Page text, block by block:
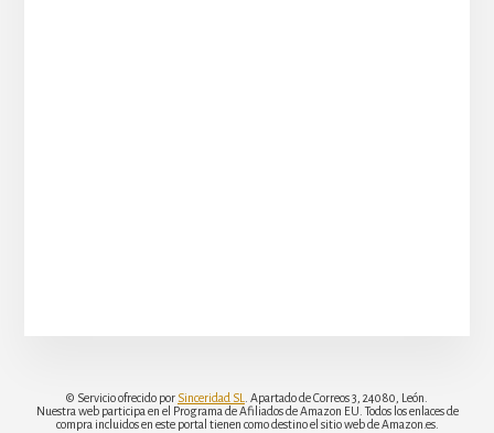
© Servicio ofrecido por Sinceridad SL
. Apartado de Correos 3, 24080, León.
Nuestra web participa en el Programa de Afiliados de Amazon EU. Todos los enlaces de
compra incluidos en este portal tienen como destino el sitio web de Amazon.es.